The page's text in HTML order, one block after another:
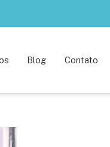
Blog Contato